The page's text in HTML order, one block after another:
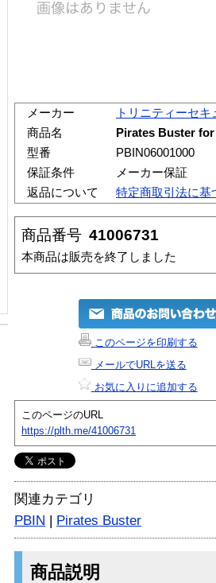
メーカー
トリニティーセ
商品名
Pirates Buster
型番
PBIN06001000
保証条件
メーカー保証
返品について
特定商取引法に基
商品番号 41006731
本商品は販売を終了しました
このページを印刷する
メールでURLを送る
お気に入りに追加する
このページのURL
https://plth.me/41006731
関連カテゴリ
PBIN | Pirates Buster
商品説明